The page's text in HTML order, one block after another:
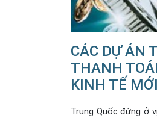
CÁC DỰ ÁN
THANH
KINH TẾ
Trung Quốc đứng ở